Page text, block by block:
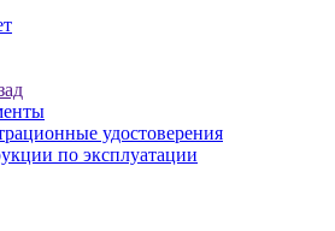
удостоверения
по эксплуатации